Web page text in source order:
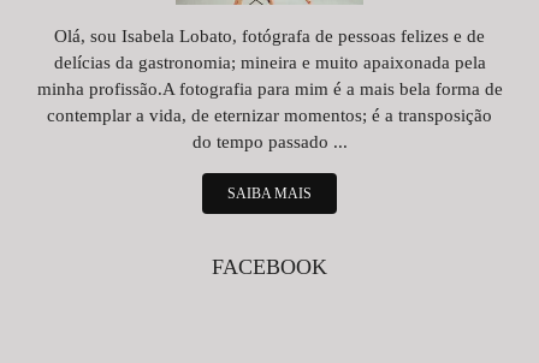
Olá, sou Isabela Lobato, fotógrafa de pessoas felizes e de
delícias da gastronomia; mineira e muito apaixonada pela
minha profissão.A fotografia para mim é a mais bela forma de
contemplar a vida, de eternizar momentos; é a transposição
do tempo passado ...
SAIBA MAIS
FACEBOOK